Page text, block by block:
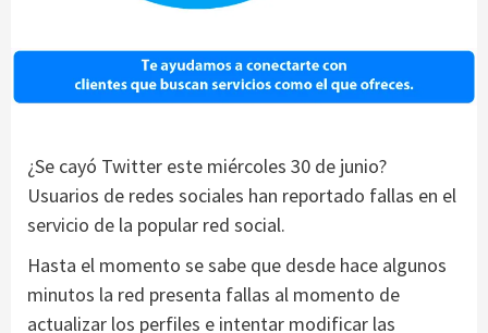
¿Se cayó Twitter este miércoles 30 de junio?
Usuarios de redes sociales han reportado fallas en el
servicio de la popular red social.
Hasta el momento se sabe que desde hace algunos
minutos la red presenta fallas al momento de
actualizar los perfiles e intentar modificar las